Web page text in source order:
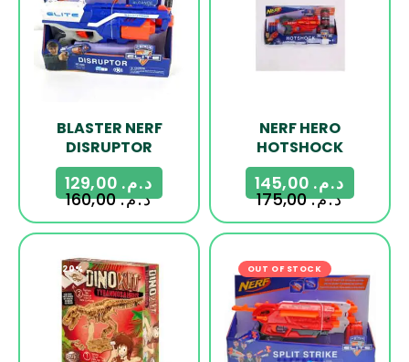
BLASTER NERF
DISRUPTOR
د.م.160,00
د.م.
NERF HERO
HOTSHOCK
د.م.175,00
د.م.
-20% OUT OF STOCK -14%